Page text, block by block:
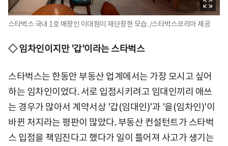
스타벅스 국내 1호 매장인 이대점이 재단장한 모습. /스타벅스코리아 제공
◇ 임차인이지만 '갑'이라는 스타벅스
스타벅스는 한동안 부동산 업계에서는 가장 모시고 싶어
하는 임차인이었다. 서로 입점시키려고 임대인끼리 애쓰
는 경우가 많아서 계약서상 '갑(임대인)'과 '을(임차인)'이
바뀐 처지라는 평판이 많았다. 부동산 컨설턴트가 스타벅
스 입점을 책임진다고 했다가 일이 틀어져 사고가 생기는